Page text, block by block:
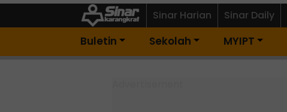
Sinar Harian Sinar Daily
Buletin Sekolah MYIPT